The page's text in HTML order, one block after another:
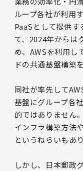
ループ各社が利用
PaaSとして提供
て、2024年からは
め、AWSを利用し
ドの共通基盤構築
同社が率先して
基盤にグループ各
的ではありません
インフラ構築方法
というねらいもあ
しかし、日本郵政